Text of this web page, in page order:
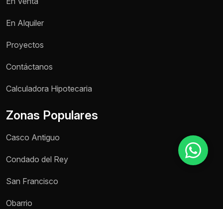
En Alquiler
Proyectos
Contáctanos
Calculadora Hipotecaria
Zonas Populares
Casco Antiguo
Condado del Rey
San Francisco
Obarrio